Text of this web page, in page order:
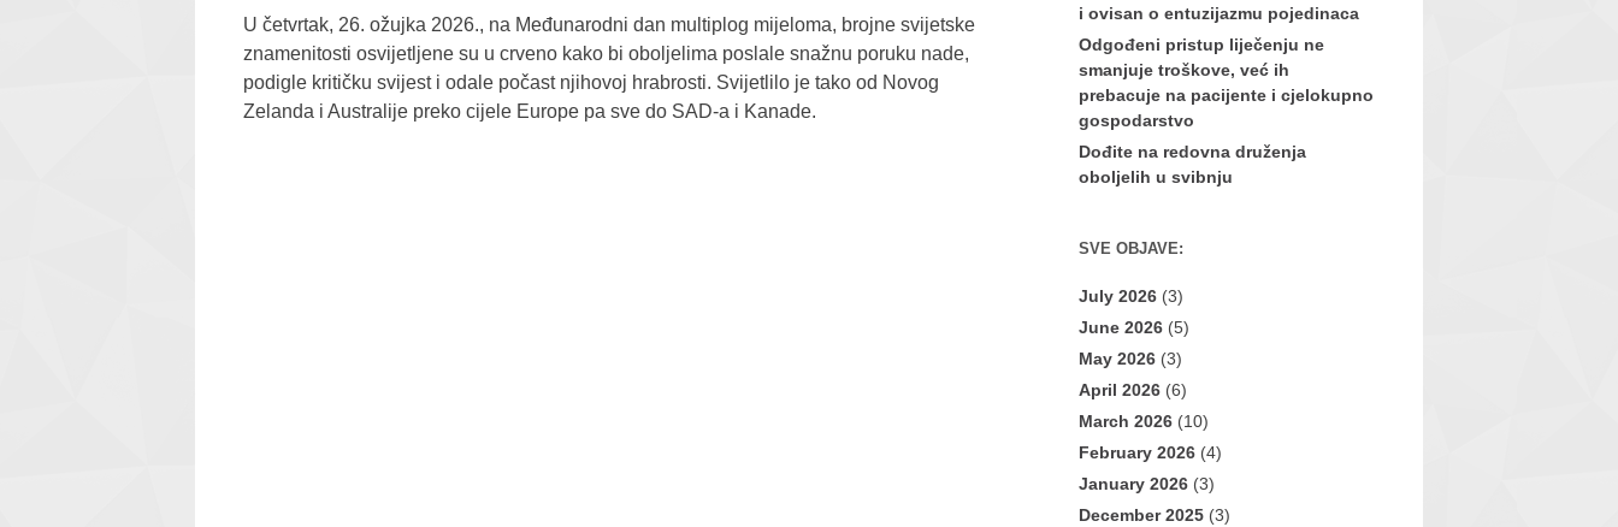
U četvrtak, 26. ožujka 2026., na Međunarodni dan multiplog mijeloma, brojne svijetske
znamenitosti osvijetljene su u crveno kako bi oboljelima poslale snažnu poruku nade,
podigle kritičku svijest i odale počast njihovoj hrabrosti. Svijetlilo je tako od Novog
Zelanda i Australije preko cijele Europe pa sve do SAD-a i Kanade.
i ovisan o entuzijazmu pojedinaca
Odgođeni pristup liječenju ne
smanjuje troškove, već ih
prebacuje na pacijente i cjelokupno
gospodarstvo
Dođite na redovna druženja
oboljelih u svibnju
SVE OBJAVE:
July 2026 (3)
June 2026 (5)
May 2026 (3)
April 2026 (6)
March 2026 (10)
February 2026 (4)
January 2026 (3)
December 2025 (3)